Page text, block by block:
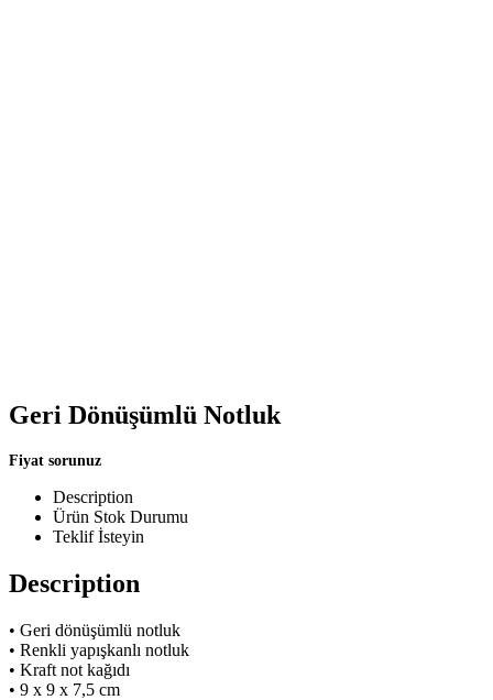
Geri Dönüşümlü Notluk
Fiyat sorunuz
Description
Ürün Stok Durumu
Teklif İsteyin
Description
• Geri dönüşümlü notluk
• Renkli yapışkanlı notluk
• Kraft not kağıdı
• 9 x 9 x 7,5 cm